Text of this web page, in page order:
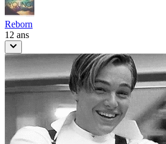
Reborn
12 ans